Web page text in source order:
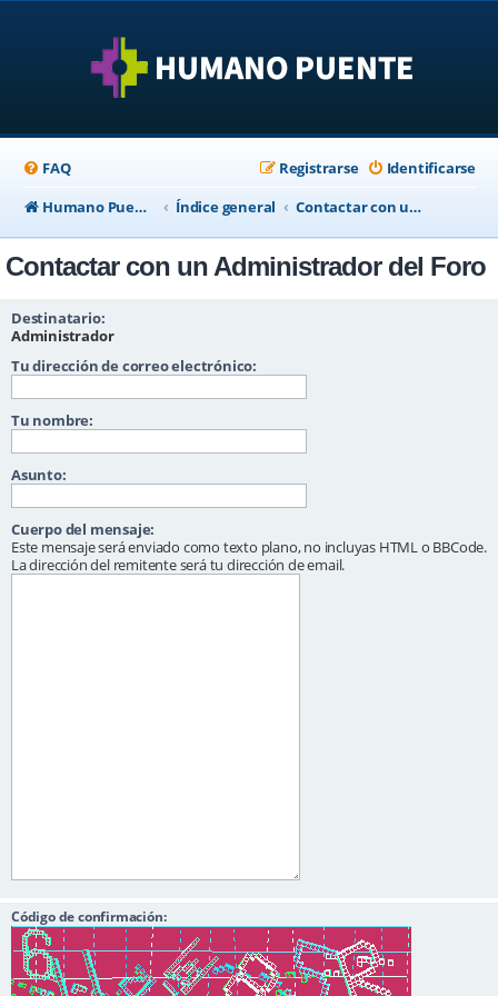
FAQ Identificarse
Registrarse
Humano Puente Empresas
Índice general Contactar con un Administrador del Foro
Contactar con un Administrador del Foro
Destinatario:
Administrador
Tu dirección de correo electrónico:
Tu nombre:
Asunto:
Cuerpo del mensaje:
Este mensaje será enviado como texto plano, no incluyas HTML o BBCode.
La dirección del remitente será tu dirección de email.
Código de confirmación: